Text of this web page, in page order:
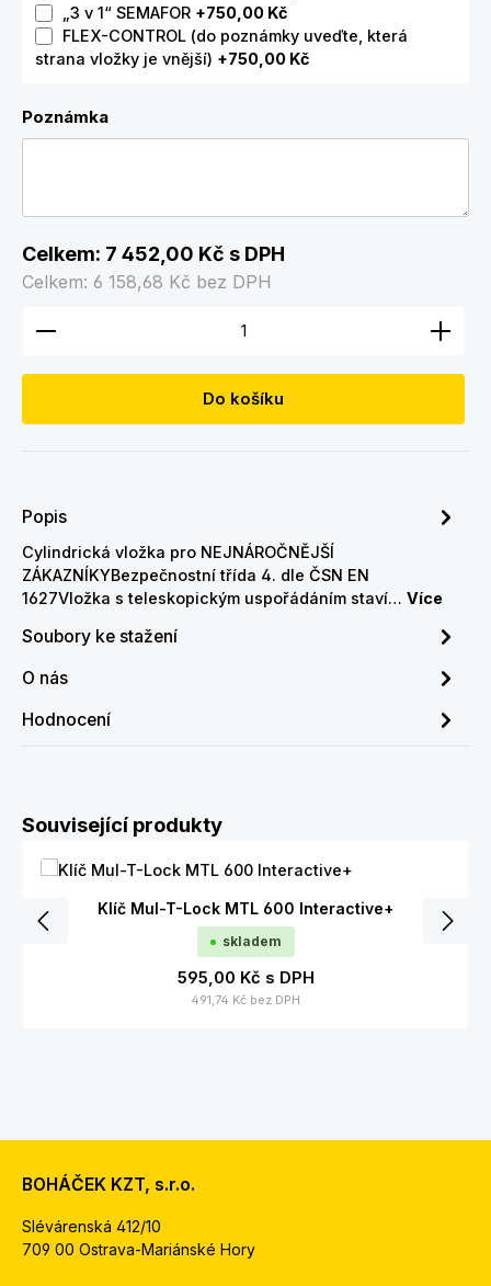
„3 v 1“ SEMAFOR +750,00 Kč
FLEX-CONTROL (do poznámky uveďte, která
strana vložky je vnější) +750,00 Kč
Poznámka
Celkem: 7 452,00 Kč s DPH
Celkem: 6 158,68 Kč bez DPH
Množství produktu: Zadejte požadované
Do košíku
Popis
Cylindrická vložka pro NEJNÁROČNĚJŠÍ
ZÁKAZNÍKYBezpečnostní třída 4. dle ČSN EN
1627Vložka s teleskopickým uspořádáním staví… Více
Soubory ke stažení
O nás
Hodnocení
Přeskočit galerii produktů
Související produkty
Klíč Mul-T-Lock MTL 600 Interactive+
skladem
595,00 Kč s DPH
491,74 Kč bez DPH
BOHÁČEK KZT, s.r.o.
Slévárenská 412/10
709 00 Ostrava-Mariánské Hory